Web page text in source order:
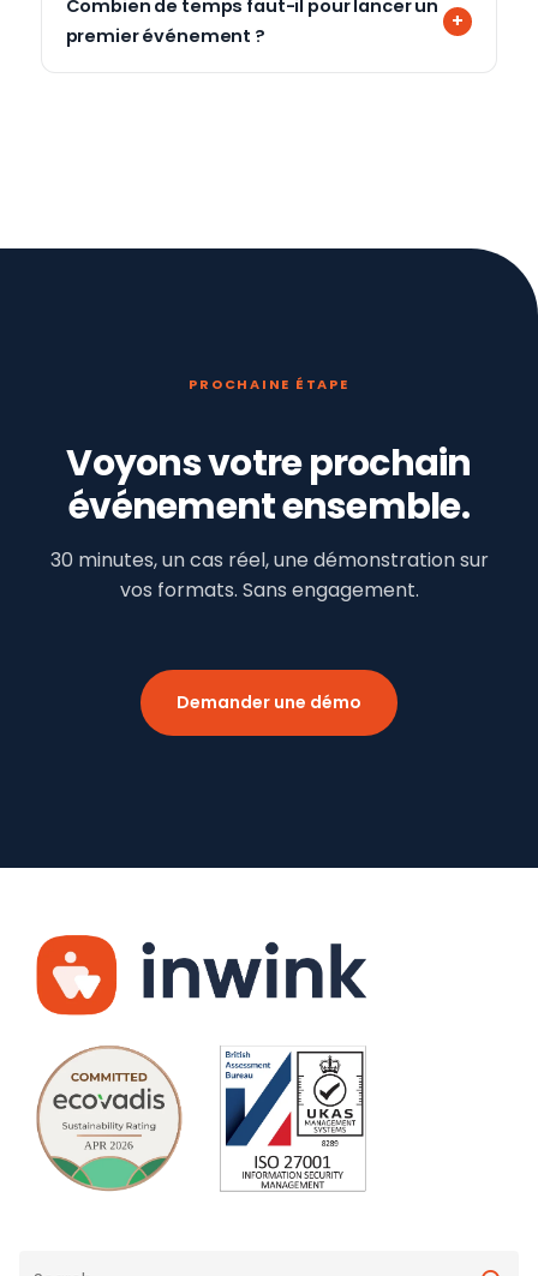
Combien de temps faut-il pour lancer un
premier événement ?
PROCHAINE ÉTAPE
Voyons votre prochain
événement ensemble.
30 minutes, un cas réel, une démonstration sur
vos formats. Sans engagement.
Demander une démo